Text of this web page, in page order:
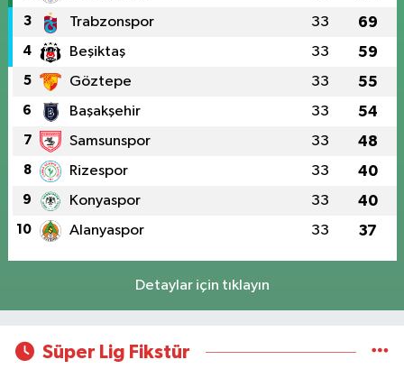
3 Trabzonspor 33 69
4 Beşiktaş 33 59
5 Göztepe 33 55
6 Başakşehir 33 54
7 Samsunspor 33 48
8 Rizespor 33 40
9 Konyaspor 33 40
10 Alanyaspor 33 37
Detaylar için tıklayın
Süper Lig Fikstür